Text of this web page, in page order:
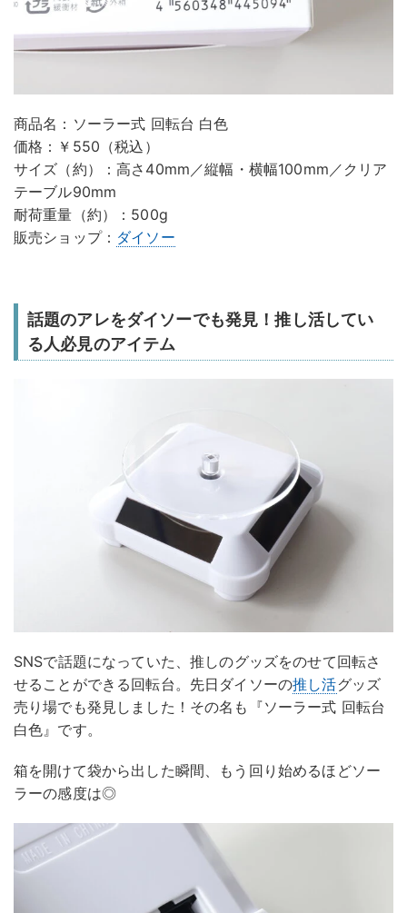
商品名：ソーラー式 回転台 白色
価格：￥550（税込）
サイズ（約）：高さ40mm／縦幅・横幅100mm／クリア
テーブル90mm
耐荷重量（約）：500g
販売ショップ： ダイソー
話題のアレをダイソーでも発見！推し活してい
る人必見のアイテム
SNSで話題になっていた、推しのグッズをのせて回転さ
せることができる回転台。先日ダイソーの推し活グッズ
売り場でも発見しました！その名も『ソーラー式 回転台
白色』です。
箱を開けて袋から出した瞬間、もう回り始めるほどソー
ラーの感度は◎